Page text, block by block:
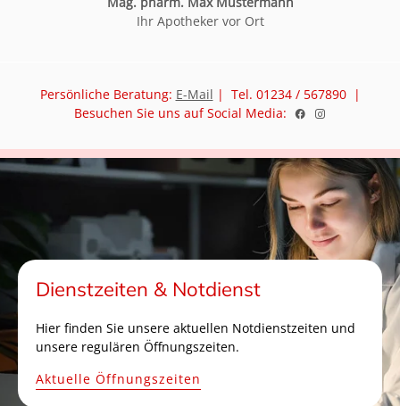
Ihr Apotheker vor Ort
Persönliche Beratung: E-Mail | Tel. 01234 / 567890 |
Besuchen Sie uns auf Social Media:
Dienstzeiten & Notdienst
Hier finden Sie unsere aktuellen Notdienstzeiten und
unsere regulären Öffnungszeiten.
Aktuelle Öffnungszeiten